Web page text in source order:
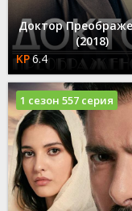
Доктор
(2018)
6.4
1 сезон 557 серия